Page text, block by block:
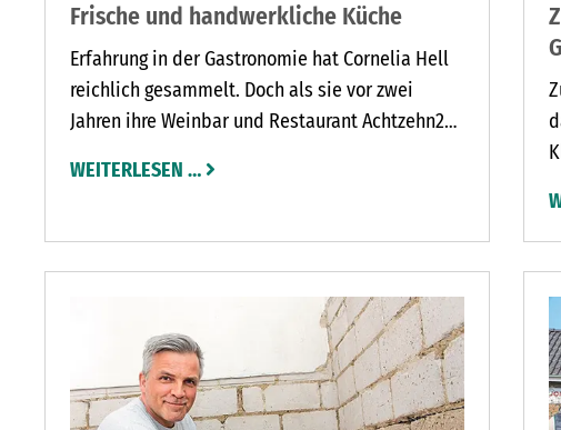
Frische und handwerkliche Küche
Erfahrung in der Gastronomie hat Cornelia Hell
reichlich gesammelt. Doch als sie vor zwei
Jahren ihre Weinbar und Restaurant Achtzehn29
Straße 42) eröffnete, war nach zwei Wochen
WEITERLESEN …
ARCHITEKTURBÜRO